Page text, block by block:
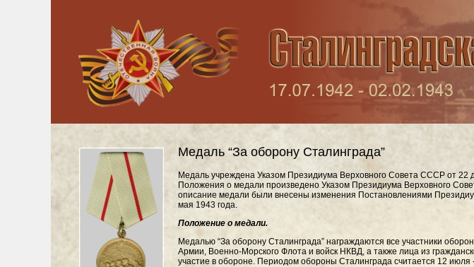
Медаль “За оборону Сталинграда”
Медаль учреждена Указом Президиума Верховного Совета СССР от 22
Положения о медали произведено Указом Президиума Верховного
описание медали были внесены изменения Постановлениями
мая 1943 года.
Положение о медали.
Медалью “За оборону Сталинграда” награждаются все участники
Армии, Военно-Морского Флота и войск НКВД, а также лица из
участие в обороне. Периодом обороны Сталинграда считается 12 июля